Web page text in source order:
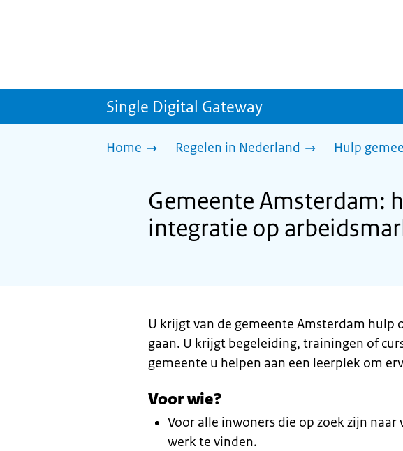
Single Digital Gateway
Home Regelen in Nederland Hulp
Gemeente Amsterdam:
integratie op
U krijgt van de gemeente Amsterdam hulp
gaan. U krijgt begeleiding, trainingen of
gemeente u helpen aan een leerplek om
Voor wie?
Voor alle inwoners die op zoek zijn
werk te vinden.